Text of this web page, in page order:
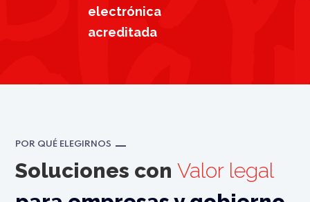
electrónica
acreditada
POR QUÉ ELEGIRNOS
Soluciones conValor legal